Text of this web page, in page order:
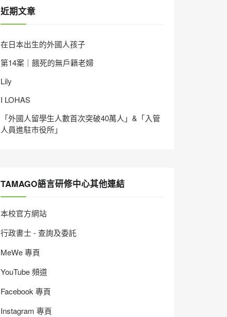
近期文章
在日本出生的外國人孩子
第14案｜餓死的無戶籍老婦
Lily
I LOHAS
「外國人留學生人數首次突破40萬人」&「入管
人員進駐市役所」
TAMAGO語言研修中心其他連結
本校官方網站
行政書士 - 查詢及委託
MeWe 專頁
YouTube 頻道
Facebook 專頁
Instagram 專頁